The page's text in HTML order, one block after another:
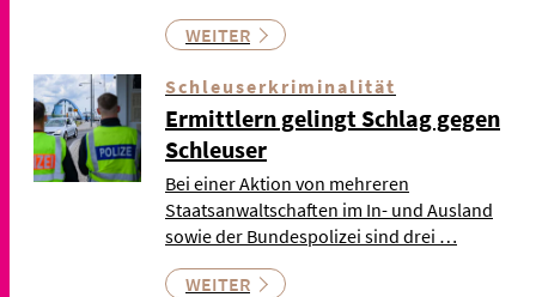
WEITER
Schleuserkriminalität
Ermittlern gelingt Schlag gegen
Schleuser
Bei einer Aktion von mehreren
Staatsanwaltschaften im In- und Ausland
sowie der Bundespolizei sind drei …
WEITER